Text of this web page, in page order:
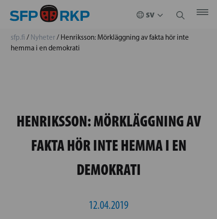
sfp.fi / Nyheter/ Henriksson: Mörkläggning av fakta hör inte
hemma i en demokrati
HENRIKSSON: MÖRKLÄGGNING AV
FAKTA HÖR INTE HEMMA I EN
DEMOKRATI
12.04.2019